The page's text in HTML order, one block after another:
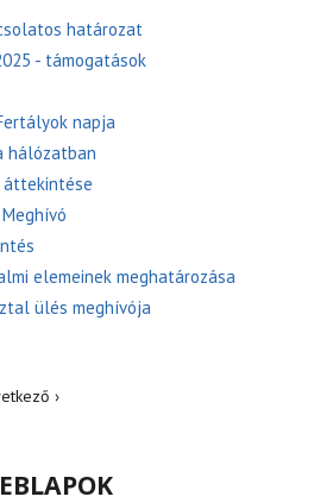
határozat
- támogatások
napja
hálózatban
áttekintése
elemeinek meghatározása
ülés meghívója
›